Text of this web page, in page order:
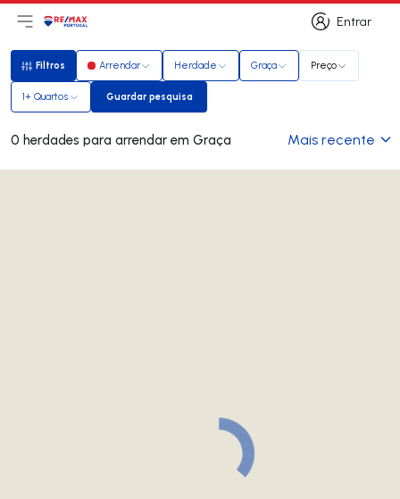
Entrar
Entrar
Abri menu principal
LogoIr para página inicial
Filtros
Filtros Arrendar Herdade Graça Preço
1+ Quartos Guardar pesquisa
Guardar pesquisa
0 herdades para arrendar em Graça Mais recente